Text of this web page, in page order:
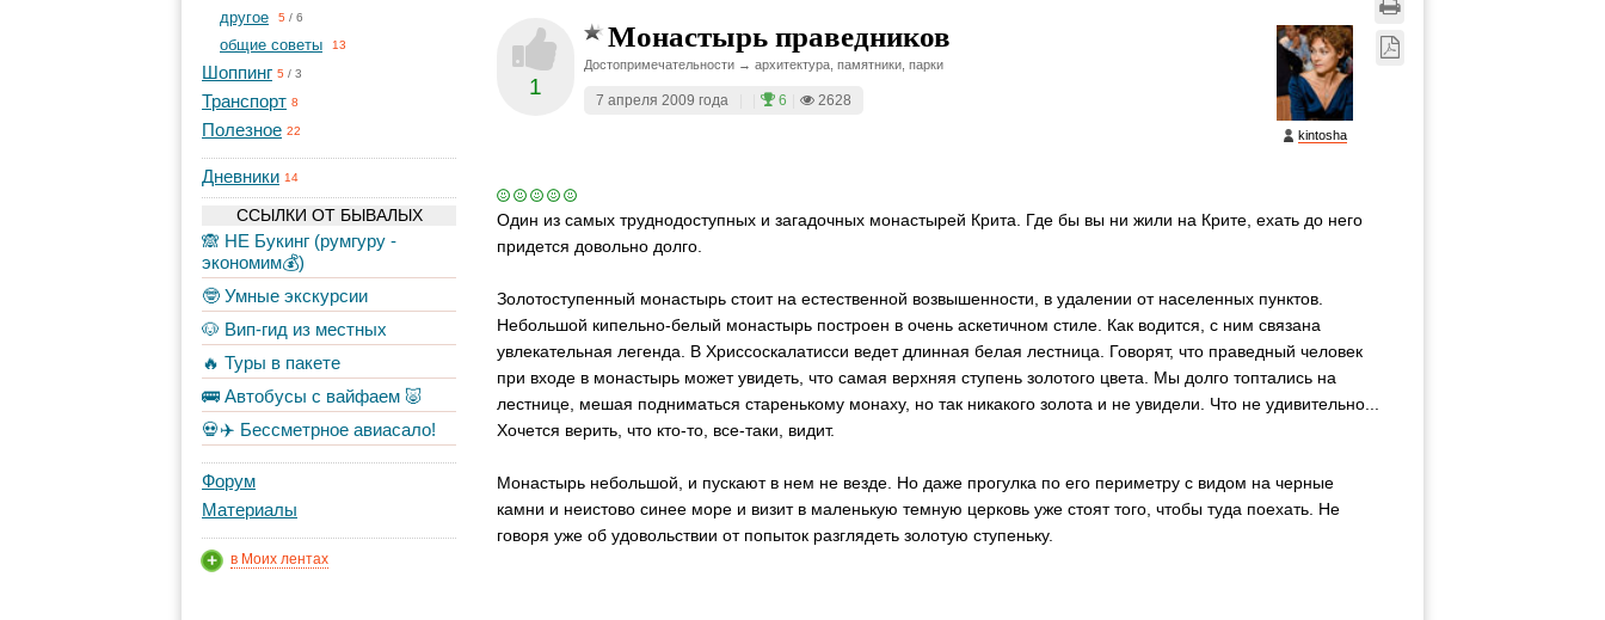
другое 5 / 6
общие советы 13
Шоппинг 5 / 3
Транспорт 8
Полезное 22
Дневники 14
ССЫЛКИ ОТ БЫВАЛЫХ
🙈 НЕ Букинг (румгуру -
экономим💰)
🤓 Умные экскурсии
🐶 Вип-гид из местных
🔥 Туры в пакете
🚌 Автобусы с вайфаем 🐷
💀✈️ Бессметрное авиасало!
Форум
Материалы
в Моих лентах
1
kintosha
Монастырь праведников
Достопримечательности → архитектура, памятники, парки
7 апреля 2009 года 6 2628
Один из самых труднодоступных и загадочных монастырей Крита. Где бы вы ни жили на Крите, ехать до него
придется довольно долго.
Золотоступенный монастырь стоит на естественной возвышенности, в удалении от населенных пунктов.
Небольшой кипельно-белый монастырь построен в очень аскетичном стиле. Как водится, с ним связана
увлекательная легенда. В Хриссоскалатисси ведет длинная белая лестница. Говорят, что праведный человек
при входе в монастырь может увидеть, что самая верхняя ступень золотого цвета. Мы долго топтались на
лестнице, мешая подниматься старенькому монаху, но так никакого золота и не увидели. Что не удивительно...
Хочется верить, что кто-то, все-таки, видит.
Монастырь небольшой, и пускают в нем не везде. Но даже прогулка по его периметру с видом на черные
камни и неистово синее море и визит в маленькую темную церковь уже стоят того, чтобы туда поехать. Не
говоря уже об удовольствии от попыток разглядеть золотую ступеньку.